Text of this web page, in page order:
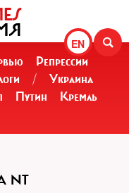
EN
Репрессии
/
Украина
Путин
Кремль
NT